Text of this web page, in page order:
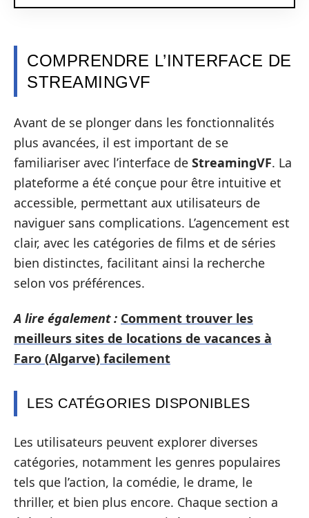
COMPRENDRE L’INTERFACE DE
STREAMINGVF
Avant de se plonger dans les fonctionnalités
plus avancées, il est important de se
familiariser avec l’interface de StreamingVF. La
plateforme a été conçue pour être intuitive et
accessible, permettant aux utilisateurs de
naviguer sans complications. L’agencement est
clair, avec les catégories de films et de séries
bien distinctes, facilitant ainsi la recherche
selon vos préférences.
A lire également : Comment trouver les
meilleurs sites de locations de vacances à
Faro (Algarve) facilement
LES CATÉGORIES DISPONIBLES
Les utilisateurs peuvent explorer diverses
catégories, notamment les genres populaires
tels que l’action, la comédie, le drame, le
thriller, et bien plus encore. Chaque section a